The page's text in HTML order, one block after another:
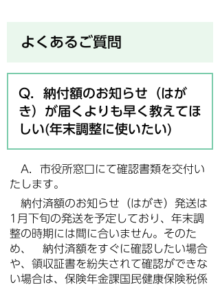
よくあるご質問
Q．納付額のお知らせ（はが
き）が届くよりも早く教えてほ
しい(年末調整に使いたい)
A．市役所窓口にて確認書類を交付い
たします。
納付済額のお知らせ（はがき）発送は
1月下旬の発送を予定しており、年末調
整の時期には間に合いません。そのた
め、 納付済額をすぐに確認したい場合
や、領収証書を紛失されて確認ができな
い場合は、保険年金課国民健康保険税係